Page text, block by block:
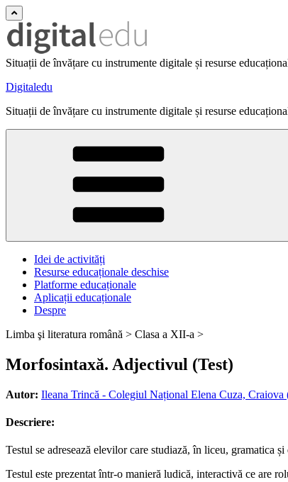
Situații de învățare cu instrumente digitale și resurse
Digitaledu
Situații de învățare cu instrumente digitale și resurse
Idei de activități
Resurse educaționale deschise
Platforme educaționale
Aplicații educaționale
Despre
Limba şi literatura română > Clasa a XII-a >
Morfosintaxă. Adjectivul (Test)
Autor: Ileana Trincă - Colegiul Național Elena Cuza,
Descriere:
Testul se adresează elevilor care studiază, în liceu, gramatica
Testul este prezentat într-o manieră ludică, interactivă ce are